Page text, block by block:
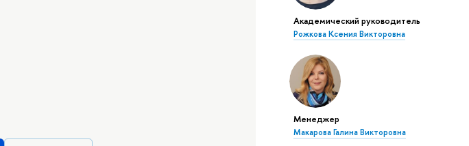
Академический руководитель
Рожкова Ксения Викторовна
Менеджер
Макарова Галина Викторовна